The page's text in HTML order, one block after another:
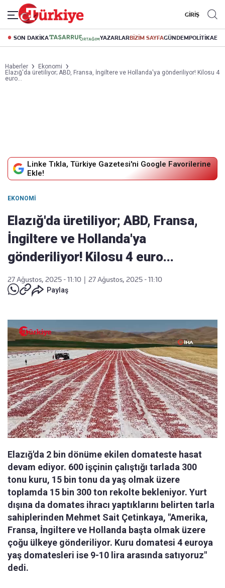
GİRİŞ
SON DAKİKA YAZARLARBİZİM SAYFAGÜNDEMPOLİTİKA
Haberler
Ekonomi
Elazığ'da üretiliyor; ABD, Fransa, İngiltere ve Hollanda'ya gönderiliyor! Kilosu 4
euro...
Linke Tıkla, Türkiye Gazetesi'ni Google Favorilerine
Ekle!
EKONOMI
Elazığ'da üretiliyor; ABD, Fransa,
İngiltere ve Hollanda'ya
gönderiliyor! Kilosu 4 euro...
27 Ağustos, 2025 - 11:10
27 Ağustos, 2025 - 11:10
Paylaş
Elazığ'da 2 bin dönüme ekilen domateste hasat
devam ediyor. 600 işçinin çalıştığı tarlada 300
tonu kuru, 15 bin tonu da yaş olmak üzere
toplamda 15 bin 300 ton rekolte bekleniyor. Yurt
dışına da domates ihracı yaptıklarını belirten tarla
sahiplerinden Mehmet Sait Çetinkaya, "Amerika,
Fransa, İngiltere ve Hollanda başta olmak üzere
çoğu ülkeye gönderiliyor. Kuru domatesi 4 euroya
yaş domatesleri ise 9-10 lira arasında satıyoruz"
dedi.